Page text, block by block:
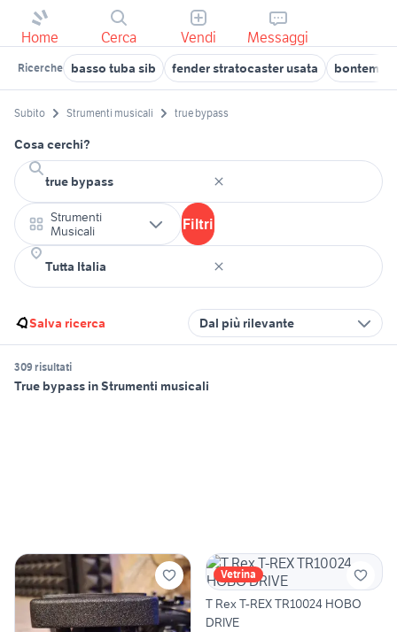
Home Cerca Vendi Messaggi
Ricerche basso tuba sib fender stratocaster usata bontempi
Subito Strumenti musicali true bypass
Cosa cerchi?
Strumenti
Musicali
Filtri
Salva ricerca Dal più rilevante
309 risultati
True bypass in Strumenti musicali
Vetrina
T Rex T-REX TR10024 HOBO
DRIVE